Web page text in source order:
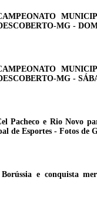
MG -
MG -
Pacheco e Rio Novo
de Esportes - Fotos
e conquista